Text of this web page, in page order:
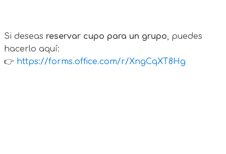
Si deseas reservar cupo para un grupo, puedes
hacerlo aquí:
👉 https://forms.office.com/r/XngCqXT8Hg